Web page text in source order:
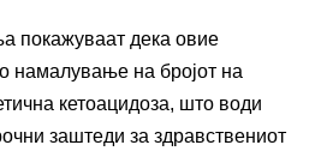
покажуваат дека овие
намалување на бројот на
кетоацидоза, што води
заштеди за здравствениот